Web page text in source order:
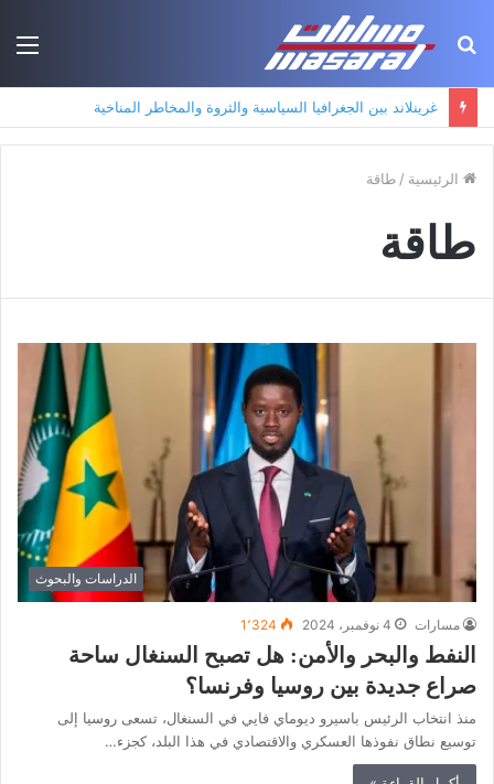
بحث
غرينلاند بين الجغرافيا السياسية والثروة والمخاطر المناخية
الرئيسية / طاقة
طاقة
الدراسات والبحوث
مسارات 4 نوفمبر، 2024 1٬324
النفط والبحر والأمن: هل تصبح السنغال ساحة
صراع جديدة بين روسيا وفرنسا؟
منذ انتخاب الرئيس باسيرو ديوماي فايي في السنغال، تسعى روسيا إلى
توسيع نطاق نفوذها العسكري والاقتصادي في هذا البلد، كجزء…